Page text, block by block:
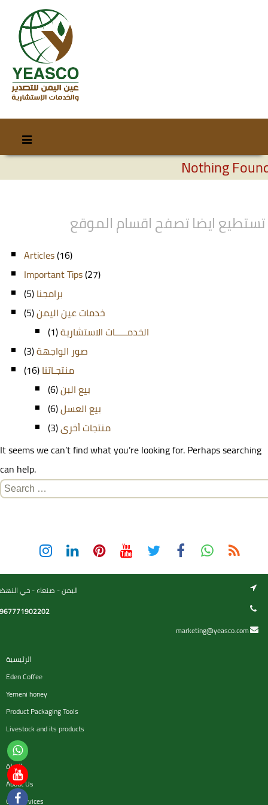
content
Nothing
تستطيع ايضا تصفح اقسام الموقع
Articles(16)
Important Tips(27)
برامجنا(5)
خدمات عين اليمن(5)
الخدمـــــات الاستشارية(1)
صور الواجهة(3)
منتجـاتنا(16)
بيع البن(6)
بيع العسل(6)
منتجات أخرى(3)
It seems we can’t find what you’re looking for. Perhaps searching
can help.
Search
اليمن - صنعاء - حي
marketing@yeasco.com
الرئيسية
Eden Coffee
Yemeni honey
Product Packaging Tools
Livestock and its products
السلة
About Us
Our services